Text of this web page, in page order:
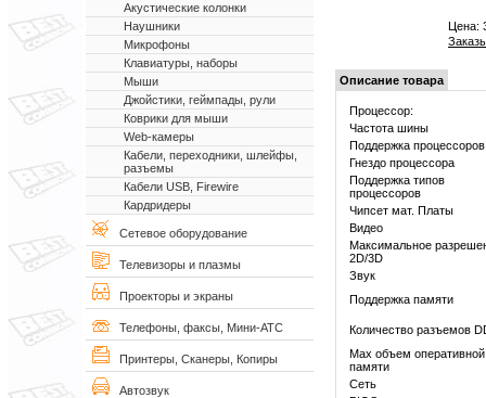
Акустические колонки
Наушники
Микрофоны
Клавиатуры, наборы
Мыши
Джойстики, геймпады, рули
Коврики для мыши
Web-камеры
Кабели, переходники, шлейфы,
разъемы
Кабели USB, Firewire
Кардридеры
Сетевое оборудование
Телевизоры и плазмы
Проекторы и экраны
Телефоны, факсы, Мини-АТС
Принтеры, Сканеры, Копиры
Автозвук
Цена:
Описание товара
Процессор:
Частота шины
Поддержка
Гнездо процессора
Поддержка типов
процессоров
Чипсет мат. Платы
Видео
Максимальное
2D/3D
Звук
Поддержка памяти
Количество разъемов
Max объем оперативной
памяти
Сеть